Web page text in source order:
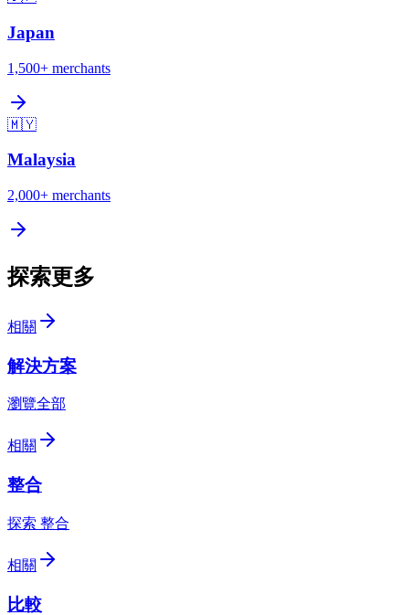
Japan
1,500+ merchants
🇲🇾
Malaysia
2,000+ merchants
探索更多
相關
解決方案
瀏覽全部
相關
整合
探索 整合
相關
比較